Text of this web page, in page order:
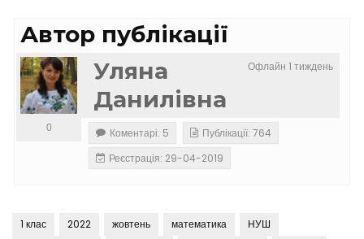
Автор публікації
Офлайн 1 тиждень
Уляна
Данилівна
0 Коментарі: 5
Публікації: 764
Реєстрація: 29-04-2019
1 клас 2022 жовтень математика
НУШ